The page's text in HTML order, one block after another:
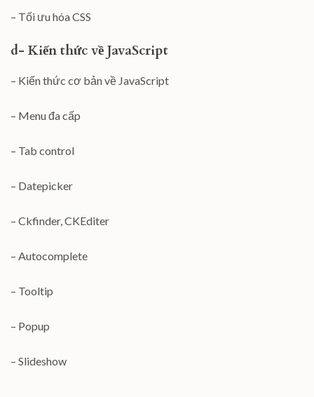
– Tối ưu hóa CSS
d- Kiến thức về JavaScript
– Kiến thức cơ bản về JavaScript
– Menu đa cấp
– Tab control
– Datepicker
– Ckfinder, CKEditer
– Autocomplete
– Tooltip
– Popup
– Slideshow